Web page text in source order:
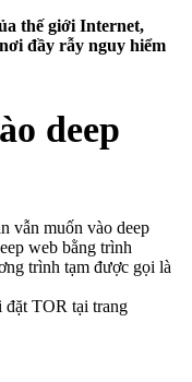
thế giới Internet,
đầy rẫy nguy hiểm
deep
vẫn muốn vào deep
web bằng trình
trình tạm được gọi là
đặt TOR tại trang